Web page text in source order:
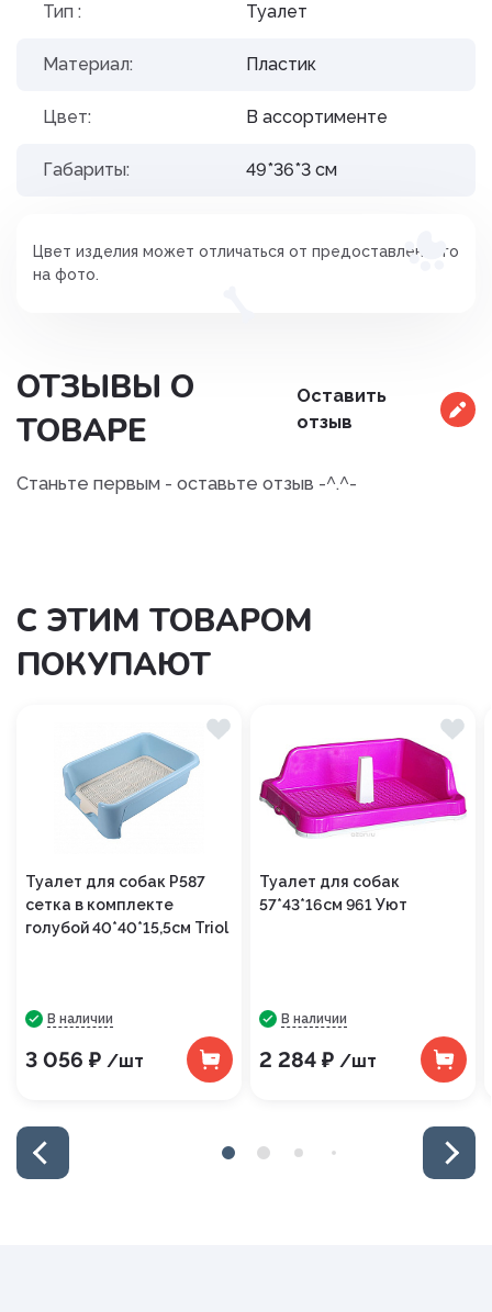
Тип : Туалет
Материал: Пластик
Цвет: В ассортименте
Габариты: 49*36*3 см
Цвет изделия может отличаться от предоставленного
на фото.
ОТЗЫВЫ О
ТОВАРЕ
Оставить
отзыв
Станьте первым - оставьте отзыв -^.^-
С ЭТИМ ТОВАРОМ
ПОКУПАЮТ
Туалет для собак P587
сетка в комплекте
голубой 40*40*15,5см Triol
В наличии
3 056 ₽ /шт
Туалет для собак
57*43*16см 961 Уют
В наличии
2 284 ₽ /шт